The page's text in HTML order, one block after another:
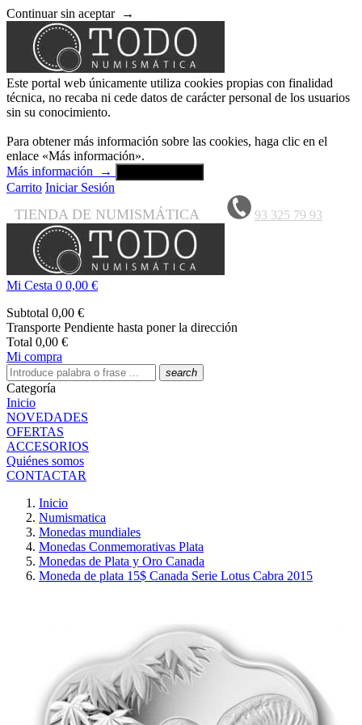
Continuar sin aceptar →
Este portal web únicamente utiliza cookies propias con finalidad
técnica, no recaba ni cede datos de carácter personal de los usuarios
sin su conocimiento.
Para obtener más información sobre las cookies, haga clic en el
enlace «Más información».
Más información
→
Carrito Iniciar Sesión
TIENDA DE NUMISMÁTICA 93 325 79 93
Mi Cesta 0 0,00 €
Subtotal 0,00 €
Transporte Pendiente hasta poner la dirección
Total 0,00 €
Mi compra
search
Categoría
Inicio
NOVEDADES
OFERTAS
ACCESORIOS
Quiénes somos
CONTACTAR
Inicio
Numismatica
Monedas mundiales
Monedas Conmemorativas Plata
Monedas de Plata y Oro Canada
Moneda de plata 15$ Canada Serie Lotus Cabra 2015